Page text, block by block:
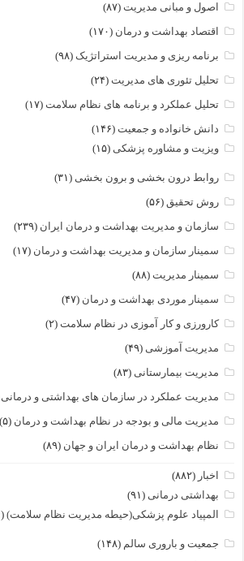
اصول و مبانی مدیریت (۸۷)
اقتصاد بهداشت و درمان (۱۷۰)
برنامه ریزی و مدیریت استراتژیک (۹۸)
تحلیل تئوری های مدیریت (۲۴)
تحلیل عملکرد و برنامه های نظام سلامت (۱۷)
دانش خانواده و جمعیت (۱۴۶)
ویزیت و مشاوره پزشکی (۱۵)
روابط درون بخشی و برون بخشی (۳۱)
روش تحقیق (۵۶)
سازمان و مدیریت بهداشت و درمان ایران (۲۳۹)
سمینار سازمان و مدیریت بهداشت و درمان (۱۷)
سمینار مدیریت (۸۸)
سمینار موردی بهداشت و درمان (۴۷)
کارورزی و کار آموزی در نظام سلامت (۲)
مدیریت آموزشی (۴۹)
مدیریت بیمارستانی (۸۳)
مدیریت عملکرد در سازمان های بهداشتی و درمانی
مدیریت مالی و بودجه در نظام بهداشت و درمان (۵)
نظام بهداشت و درمان ایران و جهان (۸۹)
اخبار (۸۸۲)
بهداشتی درمانی (۹۱)
المپیاد علوم پزشکی(حیطه مدیریت نظام سلامت) (۶)
جمعیت و باروری سالم (۱۴۸)